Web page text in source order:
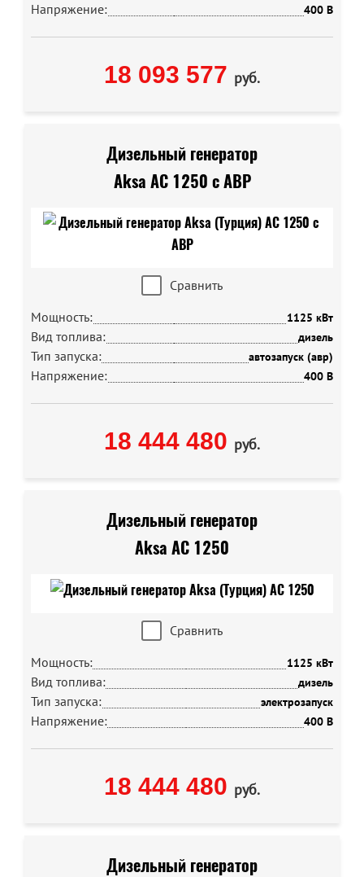
Напряжение: 400 В
18 093 577 руб.
Дизельный генератор
Aksa AC 1250 с АВР
Сравнить
Мощность:
1125 кВт
Вид топлива: дизель
Тип запуска: автозапуск (авр)
Напряжение: 400 В
18 444 480 руб.
Дизельный генератор
Aksa AC 1250
Сравнить
Мощность:
1125 кВт
Вид топлива: дизель
Тип запуска: электрозапуск
Напряжение: 400 В
18 444 480 руб.
Дизельный генератор